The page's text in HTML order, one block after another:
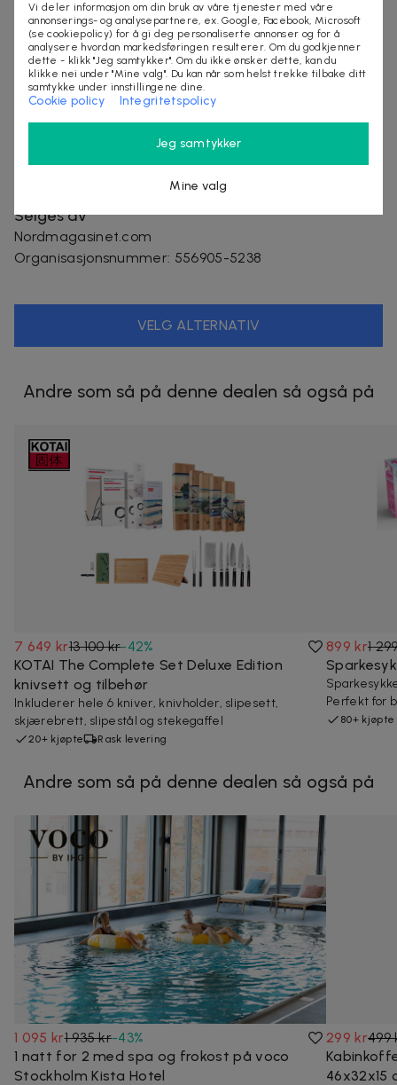
CE-merking: Ja
Opprinnelsesland: Kina
Garanti: Standardgaranti for fabrikasjonsfeil
Inkludert i pakken:
Leveringstid: 2–6 arbeidsdager
Selges av
Nordmagasinet.com
Organisasjonsnummer: 556905-5238
VELG ALTERNATIV
Andre som så på denne dealen så også på
7 649 kr13 100 kr-42%
KOTAI The Complete Set Deluxe Edition
knivsett og tilbehør
Inkluderer hele 6 kniver, knivholder, slipesett,
skjærebrett, slipestål og stekegaffel
20+ kjøpte Rask levering
899 kr1
Perfekt for
80+ kjøpte
Andre som så på denne dealen så også på
1 095 kr1 935 kr-43%
1 natt for 2 med spa og frokost på voco
Stockholm Kista Hotel
299 kr499
46x32x15
Vi deler informasjon om din bruk av våre tjenester med våre
annonserings- og analysepartnere, ex. Google, Facebook, Microsoft
(se cookiepolicy) for å gi deg personaliserte annonser og for å
analysere hvordan markedsføringen resulterer. Om du godkjenner
dette - klikk "Jeg samtykker". Om du ikke ønsker dette, kan du
klikke nei under "Mine valg". Du kan når som helst trekke tilbake ditt
samtykke under innstillingene dine.
Cookie policy Integritetspolicy
Jeg samtykker
Mine valg